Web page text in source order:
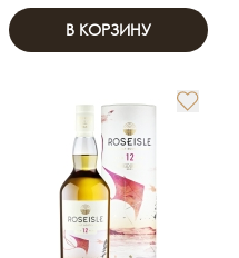
В КОРЗИНУ